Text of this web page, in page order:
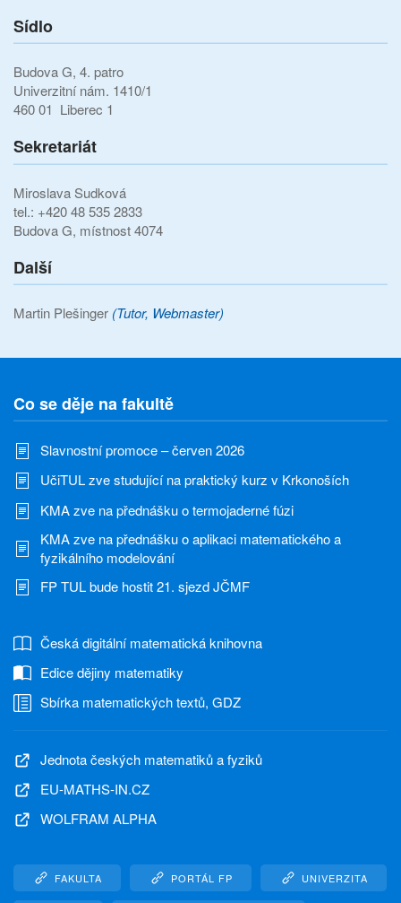
Sídlo
Budova G, 4. patro
Univerzitní nám. 1410/1
460 01 Liberec 1
Sekretariát
Miroslava Sudková
tel.: +420 48 535 2833
Budova G, místnost 4074
Další
Martin Plešinger (Tutor, Webmaster)
Co se děje na fakultě
Slavnostní promoce – červen 2026
UčiTUL zve studující na praktický kurz v Krkonoších
KMA zve na přednášku o termojaderné fúzi
KMA zve na přednášku o aplikaci matematického a
fyzikálního modelování
FP TUL bude hostit 21. sjezd JČMF
Česká digitální matematická knihovna
Edice dějiny matematiky
Sbírka matematických textů, GDZ
Jednota českých matematiků a fyziků
EU-MATHS-IN.CZ
WOLFRAM ALPHA
FAKULTA PORTÁL FP UNIVERZITA